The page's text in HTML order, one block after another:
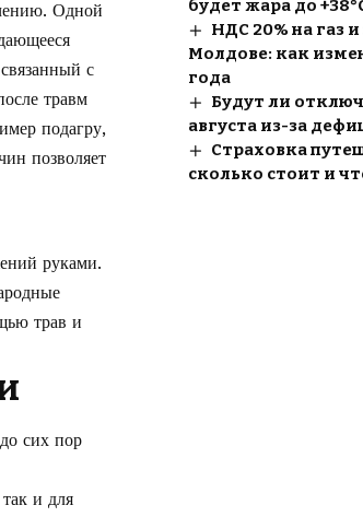
Одной
с
травм
подагру,
позволяет
руками.
трав и
сих пор
и для
будет жара до
НДС 20% на газ
Молдове: как
года
Будут ли
августа из-за
Страховка
сколько стоит и